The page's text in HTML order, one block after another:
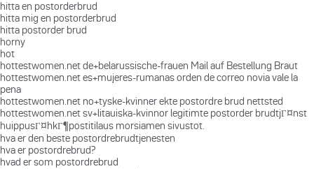
hitta en postorderbrud
hitta mig en postorderbrud
hitta postorder brud
horny
hot
hottestwomen.net de+belarussische-frauen Mail auf Bestellung Braut
hottestwomen.net es+mujeres-rumanas orden de correo novia vale la
pena
hottestwomen.net no+tyske-kvinner ekte postordre brud nettsted
hottestwomen.net sv+litauiska-kvinnor legitimte postorder brudtjГ¤nst
huippusГ¤hkГ¶postitilaus morsiamen sivustot.
hva er den beste postordrebrudtjenesten
hva er postordrebrud?
hvad er som postordrebrud